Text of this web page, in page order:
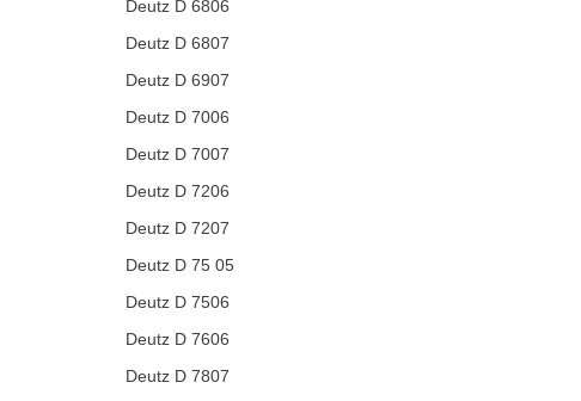
Deutz D 6806
Deutz D 6807
Deutz D 6907
Deutz D 7006
Deutz D 7007
Deutz D 7206
Deutz D 7207
Deutz D 75 05
Deutz D 7506
Deutz D 7606
Deutz D 7807